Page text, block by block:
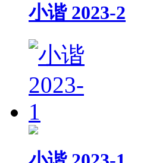
小谐 2023-2